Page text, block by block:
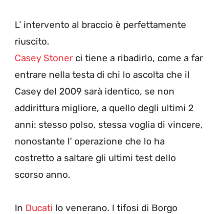
L’ intervento al braccio è perfettamente
riuscito.
Casey Stoner ci tiene a ribadirlo, come a far
entrare nella testa di chi lo ascolta che il
Casey del 2009 sarà identico, se non
addirittura migliore, a quello degli ultimi 2
anni: stesso polso, stessa voglia di vincere,
nonostante l’ operazione che lo ha
costretto a saltare gli ultimi test dello
scorso anno.
In Ducati lo venerano. I tifosi di Borgo